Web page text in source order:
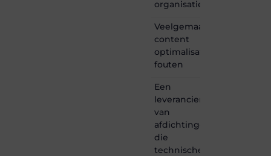
organisatie
Veelgemaakte
content
optimalisatie
fouten
Een
leverancier
van
afdichtingen
die
technische